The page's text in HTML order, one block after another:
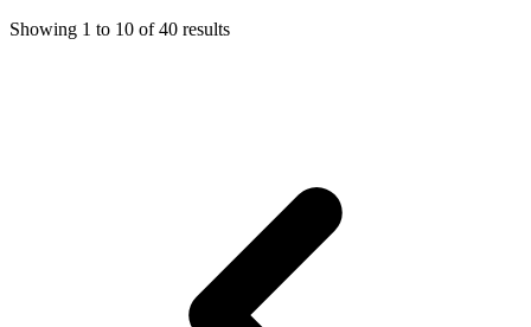
Showing 1 to 10 of40 results